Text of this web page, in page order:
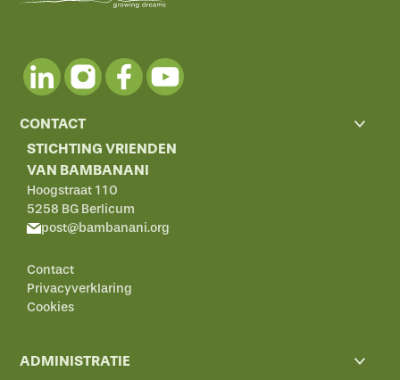
CONTACT
STICHTING VRIENDEN
VAN BAMBANANI
Hoogstraat 110
5258 BG Berlicum
post@bambanani.org
Contact
Privacyverklaring
Cookies
ADMINISTRATIE